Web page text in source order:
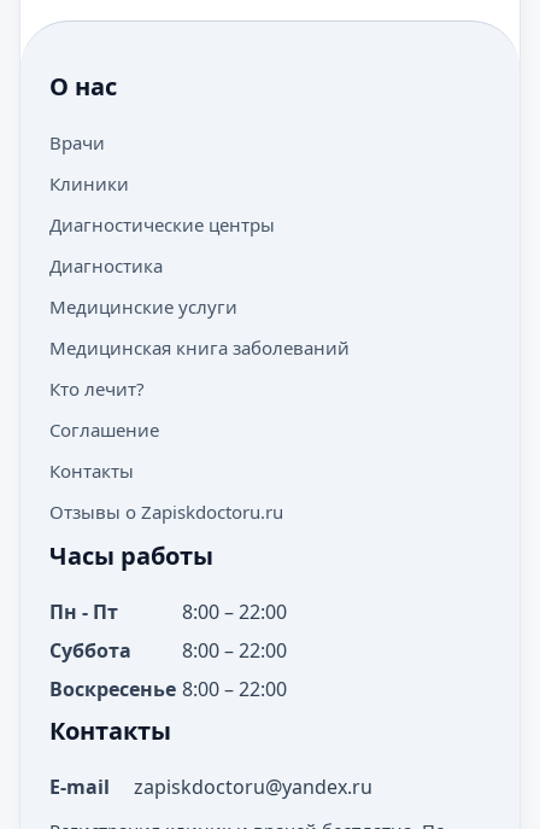
О нас
Врачи
Клиники
Диагностические центры
Диагностика
Медицинские услуги
Медицинская книга заболеваний
Кто лечит?
Соглашение
Контакты
Отзывы о Zapiskdoctoru.ru
Часы работы
Пн - Пт
8:00 – 22:00
Суббота
8:00 – 22:00
Воскресенье 8:00 – 22:00
Контакты
E-mail zapiskdoctoru@yandex.ru